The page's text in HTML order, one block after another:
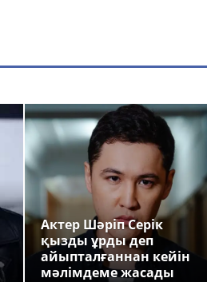
Актер Шәріп Серік
қызды ұрды деп
айыпталғаннан кейін
мәлімдеме жасады